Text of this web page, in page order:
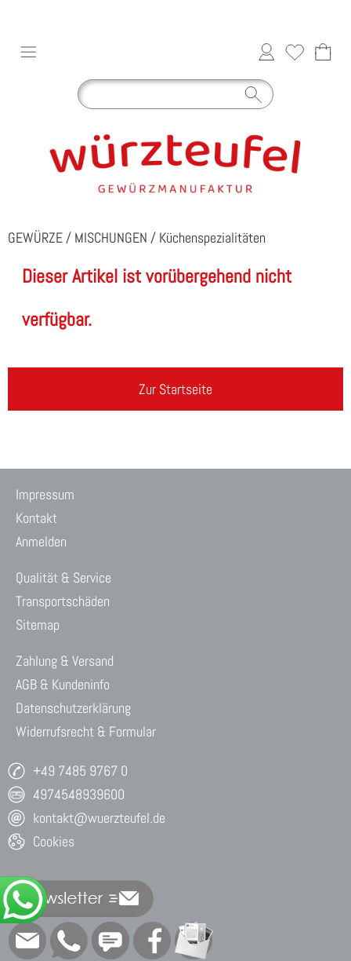
GEWÜRZE / MISCHUNGEN / Küchenspezialitäten
Dieser Artikel ist vorübergehend nicht
verfügbar.
Zur Startseite
Impressum
Kontakt
Anmelden
Qualität & Service
Transportschäden
Sitemap
Zahlung & Versand
AGB & Kundeninfo
Datenschutzerklärung
Widerrufsrecht & Formular
+49 7485 9767 0
4974548939600
kontakt@wuerzteufel.de
Cookies